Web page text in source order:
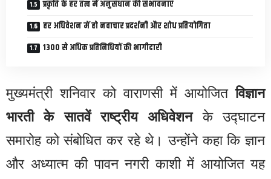
प्रकृति के हर तत्व में अनुसंधान की संभावनाएं
हर अधिवेशन में हो नवाचार प्रदर्शनी और शोध प्रतियोगिता
1300 से अधिक प्रतिनिधियों की भागीदारी
मुख्यमंत्री शनिवार को वाराणसी में आयोजितविज्ञान
भारती के सातवें राष्ट्रीय अधिवेशनके उद्घाटन
समारोह को संबोधित कर रहे थे। उन्होंने कहा कि ज्ञान
और अध्यात्म की पावन नगरी काशी में आयोजित यह